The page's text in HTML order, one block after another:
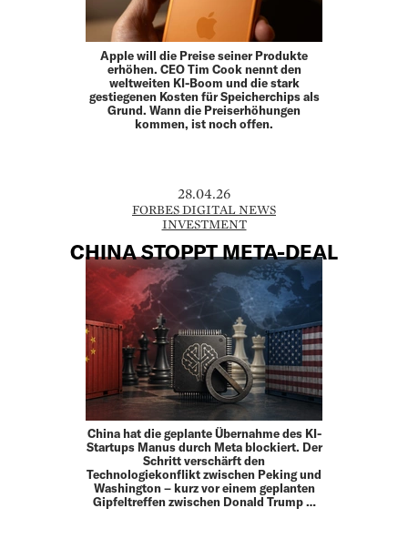
Apple will die Preise seiner Produkte
erhöhen. CEO Tim Cook nennt den
weltweiten KI-Boom und die stark
gestiegenen Kosten für Speicherchips als
Grund. Wann die Preiserhöhungen
kommen, ist noch offen.
28.04.26
FORBES DIGITAL NEWS
INVESTMENT
CHINA STOPPT META-DEAL
China hat die geplante Übernahme des KI-
Startups Manus durch Meta blockiert. Der
Schritt verschärft den
Technologiekonflikt zwischen Peking und
Washington – kurz vor einem geplanten
Gipfeltreffen zwischen Donald Trump …